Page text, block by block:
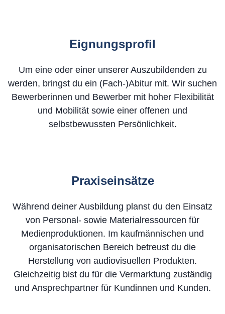
Eignungsprofil
Um eine oder einer unserer Auszubildenden zu
werden, bringst du ein (Fach-)Abitur mit. Wir suchen
Bewerberinnen und Bewerber mit hoher Flexibilität
und Mobilität sowie einer offenen und
selbstbewussten Persönlichkeit.
Praxiseinsätze
Während deiner Ausbildung planst du den Einsatz
von Personal- sowie Materialressourcen für
Medienproduktionen. Im kaufmännischen und
organisatorischen Bereich betreust du die
Herstellung von audiovisuellen Produkten.
Gleichzeitig bist du für die Vermarktung zuständig
und Ansprechpartner für Kundinnen und Kunden.